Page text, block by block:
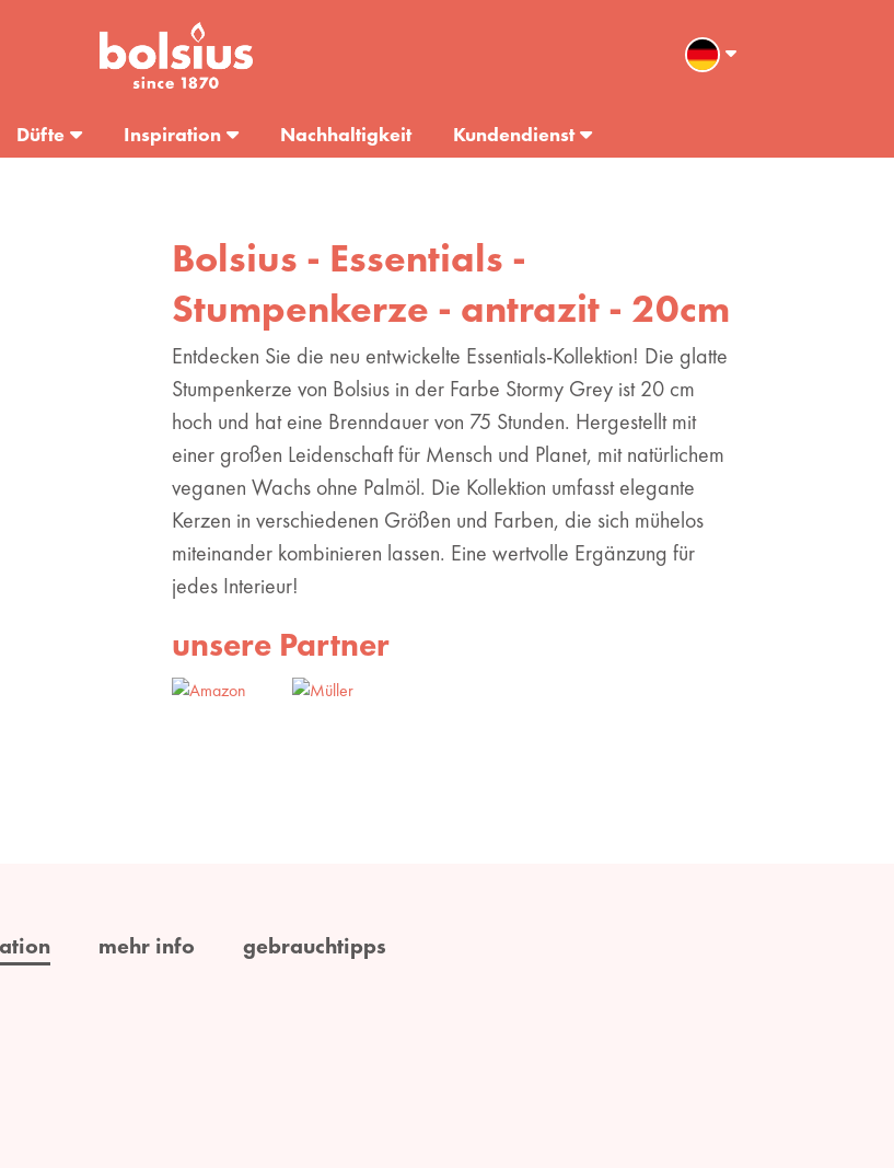
Düfte Inspiration Nachhaltigkeit Kundendienst
Bolsius - Essentials -
Stumpenkerze - antrazit - 20cm
Entdecken Sie die neu entwickelte Essentials-Kollektion! Die glatte
Stumpenkerze von Bolsius in der Farbe Stormy Grey ist 20 cm
hoch und hat eine Brenndauer von 75 Stunden. Hergestellt mit
einer großen Leidenschaft für Mensch und Planet, mit natürlichem
veganen Wachs ohne Palmöl. Die Kollektion umfasst elegante
Kerzen in verschiedenen Größen und Farben, die sich mühelos
miteinander kombinieren lassen. Eine wertvolle Ergänzung für
jedes Interieur!
unsere Partner
mehr info gebrauchtipps